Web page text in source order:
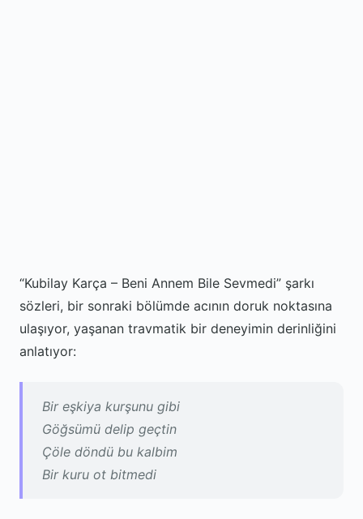
“Kubilay Karça – Beni Annem Bile Sevmedi” şarkı
sözleri, bir sonraki bölümde acının doruk noktasına
ulaşıyor, yaşanan travmatik bir deneyimin derinliğini
anlatıyor:
Bir eşkiya kurşunu gibi
Göğsümü delip geçtin
Çöle döndü bu kalbim
Bir kuru ot bitmedi